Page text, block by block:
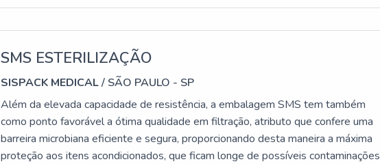
SMS ESTERILIZAÇÃO
SISPACK MEDICAL/ SÃO PAULO - SP
Além da elevada capacidade de resistência, a embalagem SMS tem também
como ponto favorável a ótima qualidade em filtração, atributo que confere uma
barreira microbiana eficiente e segura, proporcionando desta maneira a máxima
proteção aos itens acondicionados, que ficam longe de possíveis